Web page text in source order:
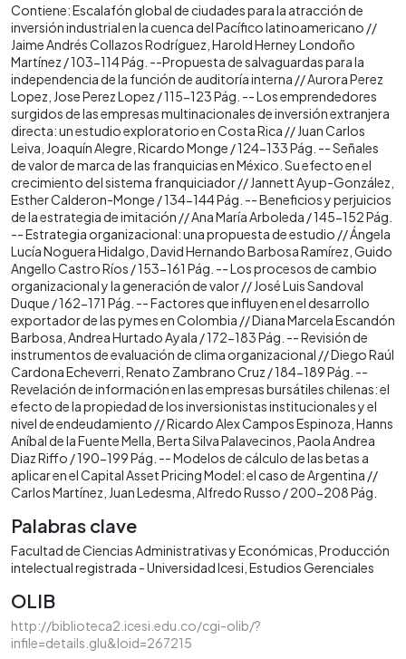
Contiene: Escalafón global de ciudades para la atracción de
inversión industrial en la cuenca del Pacífico latinoamericano //
Jaime Andrés Collazos Rodríguez, Harold Herney Londoño
Martínez / 103-114 Pág. --Propuesta de salvaguardas para la
independencia de la función de auditoría interna // Aurora Perez
Lopez, Jose Perez Lopez / 115-123 Pág. -- Los emprendedores
surgidos de las empresas multinacionales de inversión extranjera
directa: un estudio exploratorio en Costa Rica // Juan Carlos
Leiva, Joaquín Alegre, Ricardo Monge / 124-133 Pág. -- Señales
de valor de marca de las franquicias en México. Su efecto en el
crecimiento del sistema franquiciador // Jannett Ayup-González,
Esther Calderon-Monge / 134-144 Pág. -- Beneficios y perjuicios
de la estrategia de imitación // Ana María Arboleda / 145-152 Pág.
-- Estrategia organizacional: una propuesta de estudio // Ángela
Lucía Noguera Hidalgo, David Hernando Barbosa Ramírez, Guido
Angello Castro Ríos / 153-161 Pág. -- Los procesos de cambio
organizacional y la generación de valor // José Luis Sandoval
Duque / 162-171 Pág. -- Factores que influyen en el desarrollo
exportador de las pymes en Colombia // Diana Marcela Escandón
Barbosa, Andrea Hurtado Ayala / 172-183 Pág. -- Revisión de
instrumentos de evaluación de clima organizacional // Diego Raúl
Cardona Echeverri, Renato Zambrano Cruz / 184-189 Pág. --
Revelación de información en las empresas bursátiles chilenas: el
efecto de la propiedad de los inversionistas institucionales y el
nivel de endeudamiento // Ricardo Alex Campos Espinoza, Hanns
Aníbal de la Fuente Mella, Berta Silva Palavecinos, Paola Andrea
Diaz Riffo / 190-199 Pág. -- Modelos de cálculo de las betas a
aplicar en el Capital Asset Pricing Model: el caso de Argentina //
Carlos Martínez, Juan Ledesma, Alfredo Russo / 200-208 Pág.
Palabras clave
Facultad de Ciencias Administrativas y Económicas Producción
intelectual registrada - Universidad Icesi Estudios Gerenciales
OLIB
http://biblioteca2.icesi.edu.co/cgi-olib/?
infile=details.glu&loid=267215